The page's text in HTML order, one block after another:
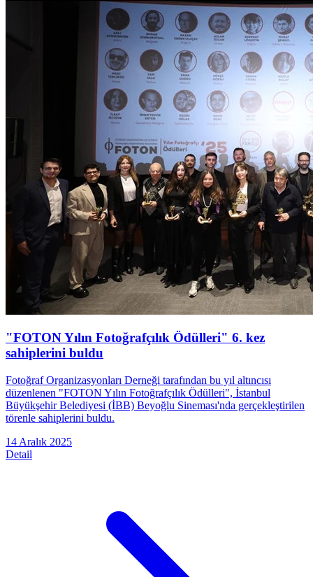
"FOTON Yılın Fotoğrafçılık Ödülleri" 6. kez
sahiplerini buldu
Fotoğraf Organizasyonları Derneği tarafından bu yıl altıncısı
düzenlenen "FOTON Yılın Fotoğrafçılık Ödülleri", İstanbul
Büyükşehir Belediyesi (İBB) Beyoğlu Sineması'nda gerçekleştirilen
törenle sahiplerini buldu.
14 Aralık 2025
Detail